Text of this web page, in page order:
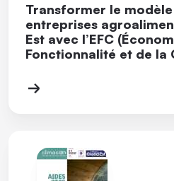
Transformer le
entreprises
Est avec l’EFC
Fonctionnalité et de la